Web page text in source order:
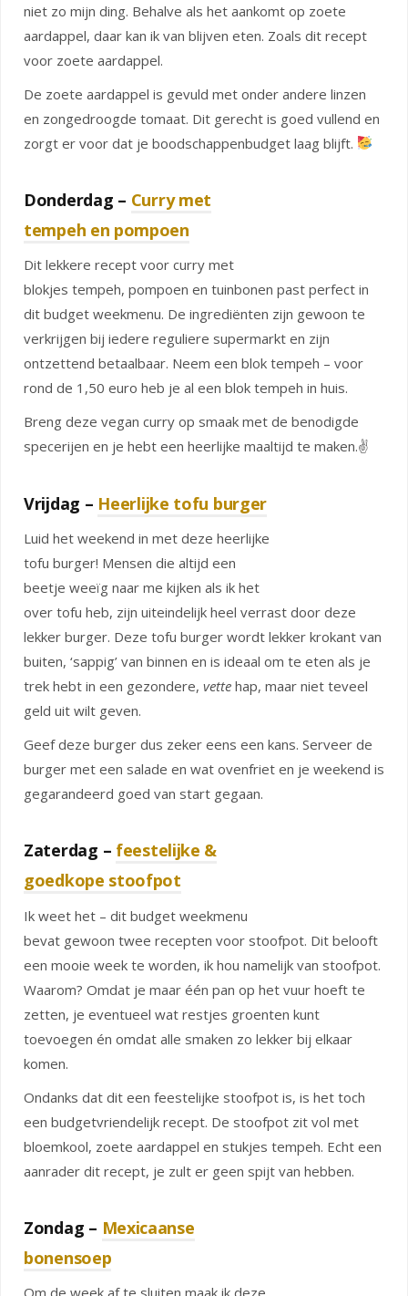
niet zo mijn ding. Behalve als het aankomt op zoete
aardappel, daar kan ik van blijven eten. Zoals dit recept
voor zoete aardappel.
De zoete aardappel is gevuld met onder andere linzen
en zongedroogde tomaat. Dit gerecht is goed vullend en
zorgt er voor dat je boodschappenbudget laag blijft.
Donderdag – Curry met
tempeh en pompoen
Dit lekkere recept voor curry met
blokjes tempeh, pompoen en tuinbonen past perfect in
dit budget weekmenu. De ingrediënten zijn gewoon te
verkrijgen bij iedere reguliere supermarkt en zijn
ontzettend betaalbaar. Neem een blok tempeh – voor
rond de 1,50 euro heb je al een blok tempeh in huis.
Breng deze vegan curry op smaak met de benodigde
specerijen en je hebt een heerlijke maaltijd te maken.✌️
Vrijdag – Heerlijke tofu burger
Luid het weekend in met deze heerlijke
tofu burger! Mensen die altijd een
beetje weeïg naar me kijken als ik het
over tofu heb, zijn uiteindelijk heel verrast door deze
lekker burger. Deze tofu burger wordt lekker krokant van
buiten, ‘sappig’ van binnen en is ideaal om te eten als je
trek hebt in een gezondere, vette hap, maar niet teveel
geld uit wilt geven.
Geef deze burger dus zeker eens een kans. Serveer de
burger met een salade en wat ovenfriet en je weekend is
gegarandeerd goed van start gegaan.
Zaterdag – feestelijke &
goedkope stoofpot
Ik weet het – dit budget weekmenu
bevat gewoon twee recepten voor stoofpot. Dit belooft
een mooie week te worden, ik hou namelijk van stoofpot.
Waarom? Omdat je maar één pan op het vuur hoeft te
zetten, je eventueel wat restjes groenten kunt
toevoegen én omdat alle smaken zo lekker bij elkaar
komen.
Ondanks dat dit een feestelijke stoofpot is, is het toch
een budgetvriendelijk recept. De stoofpot zit vol met
bloemkool, zoete aardappel en stukjes tempeh. Echt een
aanrader dit recept, je zult er geen spijt van hebben.
Zondag – Mexicaanse
bonensoep